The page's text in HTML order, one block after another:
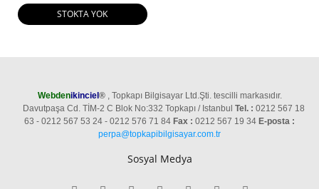
STOKTA YOK
Webdenikinciel®, Topkapı Bilgisayar Ltd.Şti. tescilli markasıdır.
Davutpaşa Cd. TİM-2 C Blok No:332 Topkapı / Istanbul Tel. : 0212 567 18
63 - 0212 567 53 24 - 0212 576 71 84 Fax : 0212 567 19 34 E-posta :
perpa@topkapibilgisayar.com.tr
Sosyal Medya